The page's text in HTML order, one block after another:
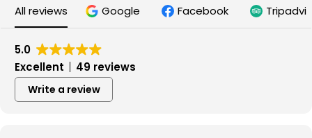
All reviews Google Facebook
5.0
Excellent
49 reviews
Write a review